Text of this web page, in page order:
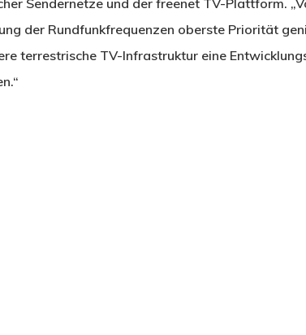
der Rundfunkfrequenzen oberste Priorität
terrestrische TV-Infrastruktur eine